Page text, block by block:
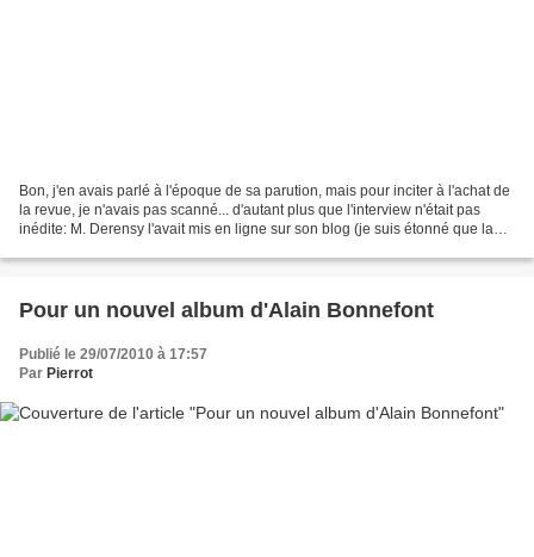
Bon, j'en avais parlé à l'époque de sa parution, mais pour inciter à l'achat de
la revue, je n'avais pas scanné... d'autant plus que l'interview n'était pas
inédite: M. Derensy l'avait mis en ligne sur son blog (je suis étonné que la
Pour un nouvel album d'Alain Bonnefont
Publié le 29/07/2010 à 17:57
Par Pierrot